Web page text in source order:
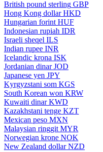
British pound sterling GBP
Hong Kong dollar HKD
Hungarian forint HUF
Indonesian rupiah IDR
Israeli sheqel ILS
Indian rupee INR
Icelandic krona ISK
Jordanian dinar JOD
Japanese yen JPY
Kyrgyzstani som KGS
South Korean won KRW
Kuwaiti dinar KWD
Kazakhstani tenge KZT
Mexican peso MXN
Malaysian ringgit MYR
Norwegian krone NOK
New Zealand dollar NZD